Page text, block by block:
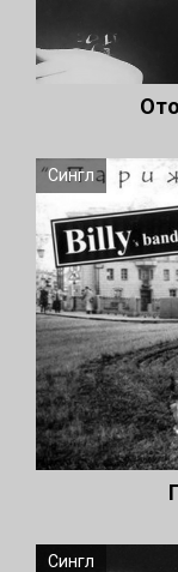
Сингл
Сингл